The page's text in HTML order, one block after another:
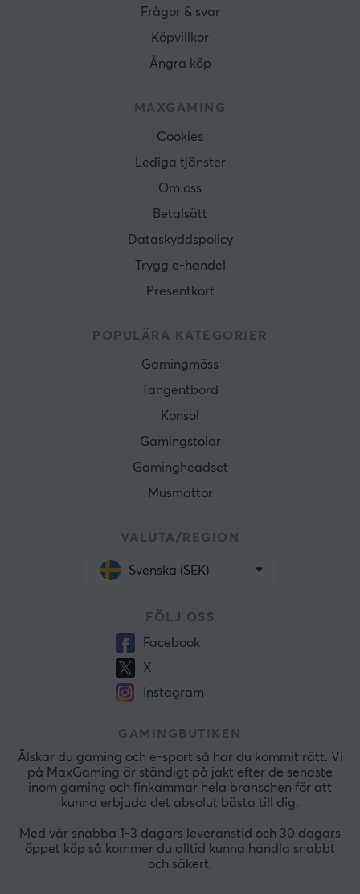
Frågor & svar
Köpvillkor
Ångra köp
MAXGAMING
Cookies
Lediga tjänster
Om oss
Betalsätt
Dataskyddspolicy
Trygg e-handel
Presentkort
POPULÄRA KATEGORIER
Gamingmöss
Tangentbord
Konsol
Gamingstolar
Gamingheadset
Musmattor
VALUTA/REGION
Svenska (SEK)
FÖLJ OSS
Facebook
X
Instagram
GAMINGBUTIKEN
Älskar du gaming och e-sport så har du kommit rätt. Vi
på MaxGaming är ständigt på jakt efter de senaste
inom gaming och finkammar hela branschen för att
kunna erbjuda det absolut bästa till dig.
Med vår snabba 1-3 dagars leveranstid och 30 dagars
öppet köp så kommer du alltid kunna handla snabbt
och säkert.